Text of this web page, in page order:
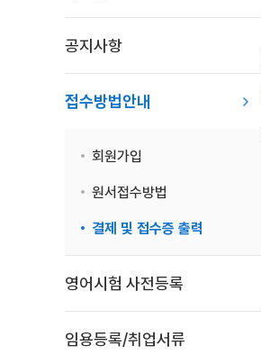
공지사항
접수방법안내
회원가입
원서접수방법
결제 및 접수증 출력
영어시험 사전등록
임용등록/취업서류